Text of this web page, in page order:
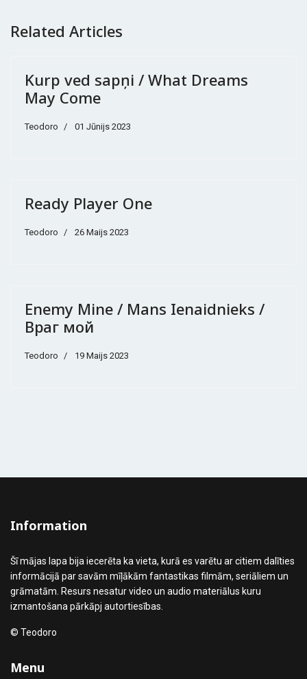
Related Articles
Kurp ved sapņi / What Dreams
May Come
Teodoro 01 Jūnijs 2023
Ready Player One
Teodoro 26 Maijs 2023
Enemy Mine / Mans Ienaidnieks /
Враг мой
Teodoro 19 Maijs 2023
Information
Šī mājas lapa bija iecerēta ka vieta, kurā es varētu ar citiem dalīties
informācijā par savām mīļākām fantastikas filmām, seriāliem un
grāmatām. Resurs nesatur video un audio materiālus kuru
izmantošana pārkāpj autortiesības.
© Teodoro
Menu